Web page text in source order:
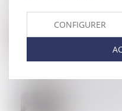
La mise à
payée même
31MAI
CONFIGURER